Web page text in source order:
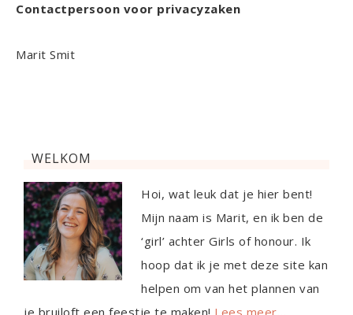
Contactpersoon voor privacyzaken
Marit Smit
WELKOM
Hoi, wat leuk dat je hier bent!
Mijn naam is Marit, en ik ben de
‘girl’ achter Girls of honour. Ik
hoop dat ik je met deze site kan
helpen om van het plannen van
je bruiloft een feestje te maken! Lees meer…